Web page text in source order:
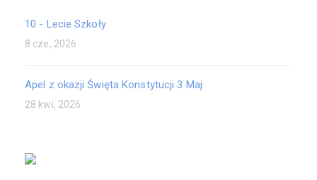
10 - Lecie Szkoły
8 cze, 2026
Apel z okazji Święta Konstytucji 3 Maj
28 kwi, 2026